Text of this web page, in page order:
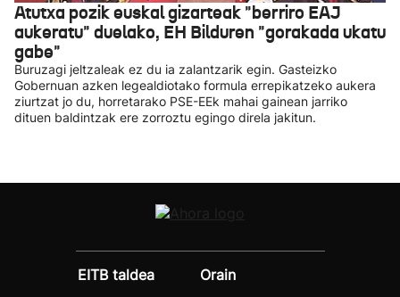
Atutxa pozik euskal gizarteak "berriro EAJ
aukeratu" duelako, EH Bilduren "gorakada ukatu
gabe"
Buruzagi jeltzaleak ez du ia zalantzarik egin. Gasteizko
Gobernuan azken legealdiotako formula errepikatzeko aukera
ziurtzat jo du, horretarako PSE-EEk mahai gainean jarriko
dituen baldintzak ere zorroztu egingo direla jakitun.
EITB taldea
Orain